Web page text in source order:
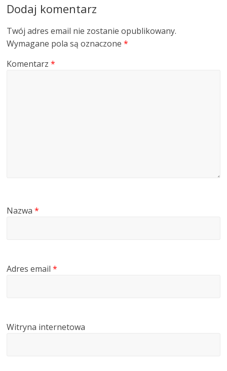
Dodaj komentarz
Twój adres email nie zostanie opublikowany.
Wymagane pola są oznaczone*
Komentarz*
Nazwa*
Adres email*
Witryna internetowa